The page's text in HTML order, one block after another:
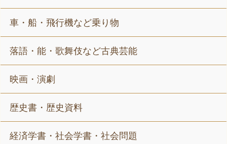
車・船・飛行機など乗り物
落語・能・歌舞伎など古典芸能
映画・演劇
歴史書・歴史資料
経済学書・社会学書・社会問題